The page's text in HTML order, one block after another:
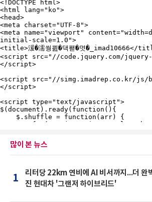
많이 본 뉴스
1
리터당 22km 연비에 AI 비서까지...더 완
진 현대차 '그랜저 하이브리드'